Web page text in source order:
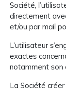
Société,
directement
et/ou par mail
L’utilisateur
exactes
notamment son
La Société